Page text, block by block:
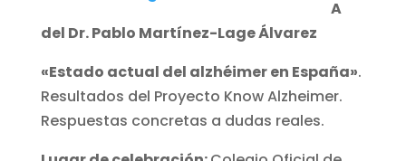
A
del Dr. Pablo Martínez-Lage Álvarez
«Estado actual del alzhéimer en España».
Resultados del Proyecto Know Alzheimer.
Respuestas concretas a dudas reales.